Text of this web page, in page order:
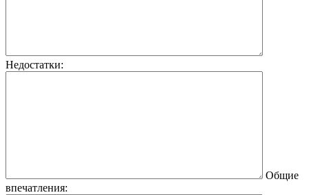
Недостатки:
Общие
впечатления: